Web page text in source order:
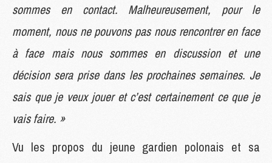
sommes en contact. Malheureusement, pour le
moment, nous ne pouvons pas nous rencontrer en face
à face mais nous sommes en discussion et une
décision sera prise dans les prochaines semaines. Je
sais que je veux jouer et c’est certainement ce que je
vais faire. »
Vu les propos du jeune gardien polonais et sa